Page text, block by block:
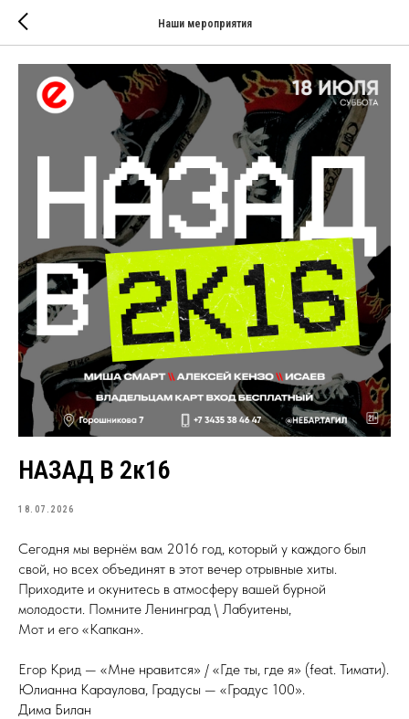
Наши мероприятия
НАЗАД В 2к16
18.07.2026
Сегодня мы вернём вам 2016 год, который у каждого был
свой, но всех объединят в этот вечер отрывные хиты.
Приходите и окунитесь в атмосферу вашей бурной
молодости. Помните Ленинград \ Лабуитены,
Мот и его «Капкан».
Егор Крид — «Мне нравится» / «Где ты, где я» (feat. Тимати).
Юлианна Караулова, Градусы — «Градус 100».
Дима Билан